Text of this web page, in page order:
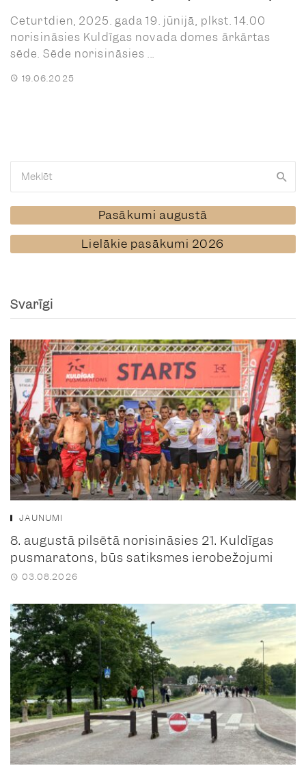
Ceturtdien, 2025. gada 19. jūnijā, plkst. 14.00
norisināsies Kuldīgas novada domes ārkārtas
sēde. Sēde norisināsies ...
19.06.2025
Pasākumi augustā
Lielākie pasākumi 2026
Svarīgi
JAUNUMI
8. augustā pilsētā norisināsies 21. Kuldīgas
pusmaratons, būs satiksmes ierobežojumi
03.08.2026